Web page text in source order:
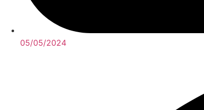
05/05/2024